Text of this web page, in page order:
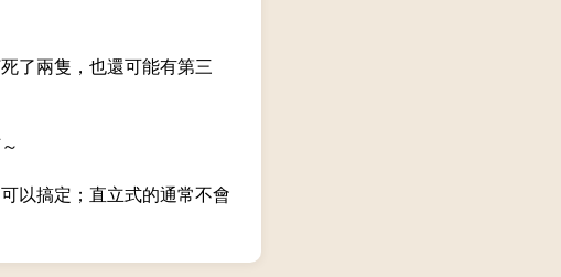
了兩隻，也還可能有第三
以搞定；直立式的通常不會